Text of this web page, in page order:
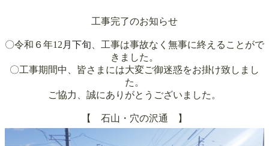
工事完了のお知らせ
〇令和６年12 月下旬 、工事は事故なく無事に終えることがで
きました。
〇工事期間中、皆さまには大変ご御迷惑をお掛け致しまし
た。
ご協力、誠にありがとうございました。
【 石山・穴の沢通 】